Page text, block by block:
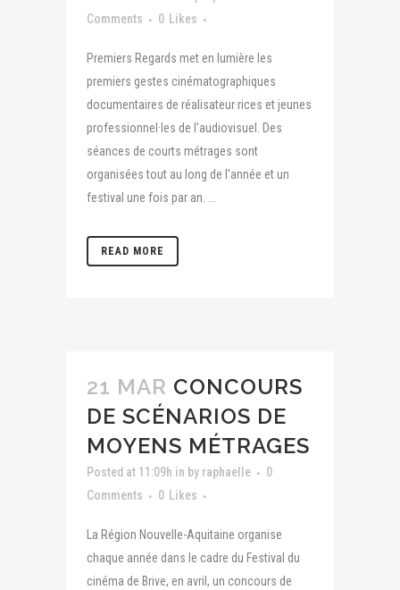
Comments
0 Likes
Premiers Regards met en lumière les
premiers gestes cinématographiques
documentaires de réalisateur·rices et jeunes
professionnel·les de l'audiovisuel. Des
séances de courts métrages sont
organisées tout au long de l'année et un
festival une fois par an. ...
READ MORE
21 MAR CONCOURS
DE SCÉNARIOS DE
MOYENS MÉTRAGES
Posted at 11:09h in by raphaelle
0
Comments
0 Likes
La Région Nouvelle-Aquitaine organise
chaque année dans le cadre du Festival du
cinéma de Brive, en avril, un concours de